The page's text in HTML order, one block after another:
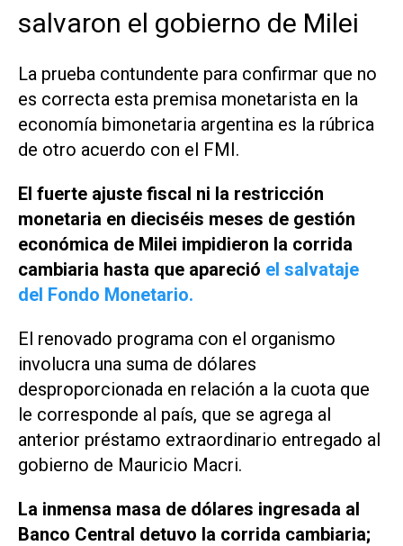
salvaron el gobierno de Milei
La prueba contundente para confirmar que no
es correcta esta premisa monetarista en la
economía bimonetaria argentina es la rúbrica
de otro acuerdo con el FMI.
El fuerte ajuste fiscal ni la restricción
monetaria en dieciséis meses de gestión
económica de Milei impidieron la corrida
cambiaria hasta que apareció el salvataje
del Fondo Monetario.
El renovado programa con el organismo
involucra una suma de dólares
desproporcionada en relación a la cuota que
le corresponde al país, que se agrega al
anterior préstamo extraordinario entregado al
gobierno de Mauricio Macri.
La inmensa masa de dólares ingresada al
Banco Central detuvo la corrida cambiaria;